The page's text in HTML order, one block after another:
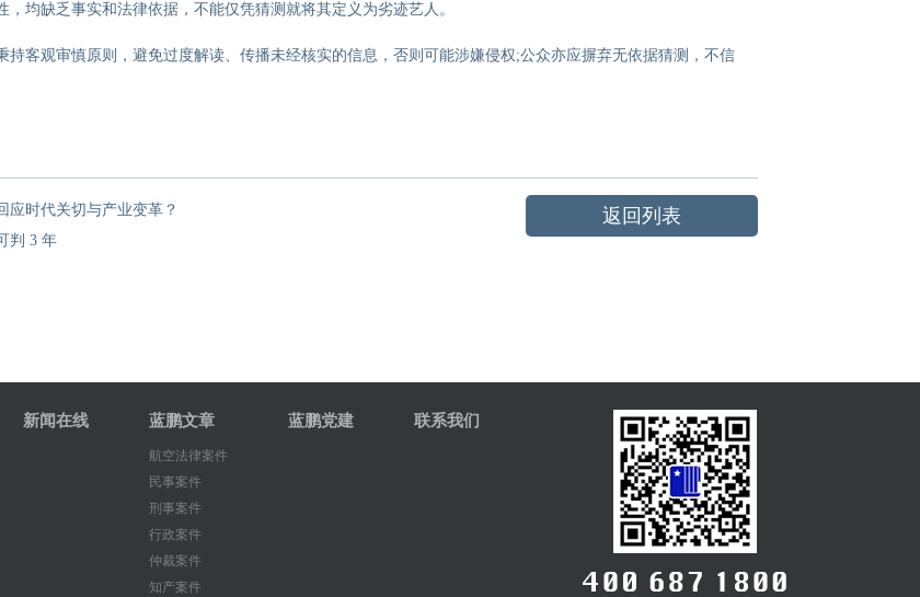
均缺乏事实和法律依据，不能仅凭猜测就将其定义为劣迹艺人。
客观审慎原则，避免过度解读、传播未经核实的信息，否则可能涉嫌侵权;公众亦应摒弃无依据猜测，不信
返回列表
应时代关切与产业变革？
判 3 年
新闻在线 蓝鹏文章
航空法律案件
民事案件
刑事案件
行政案件
仲裁案件
知产案件
蓝鹏党建 联系我们